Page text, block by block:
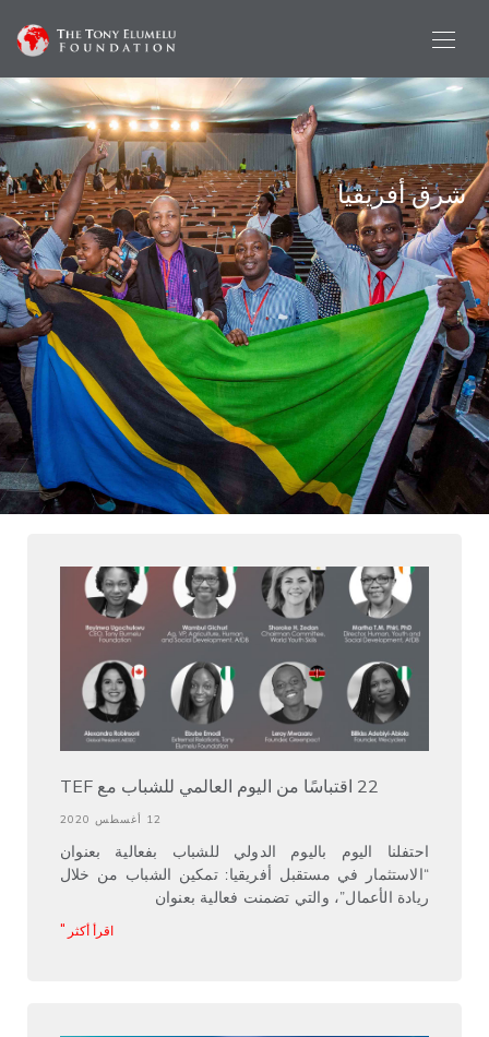
شرق أفريقيا
22 اقتباسًا من اليوم العالمي للشباب مع TEF
12 أغسطس 2020
احتفلنا اليوم باليوم الدولي للشباب بفعالية بعنوان
“الاستثمار في مستقبل أفريقيا: تمكين الشباب من خلال
ريادة الأعمال”، والتي تضمنت فعالية بعنوان
اقرأ أكثر "